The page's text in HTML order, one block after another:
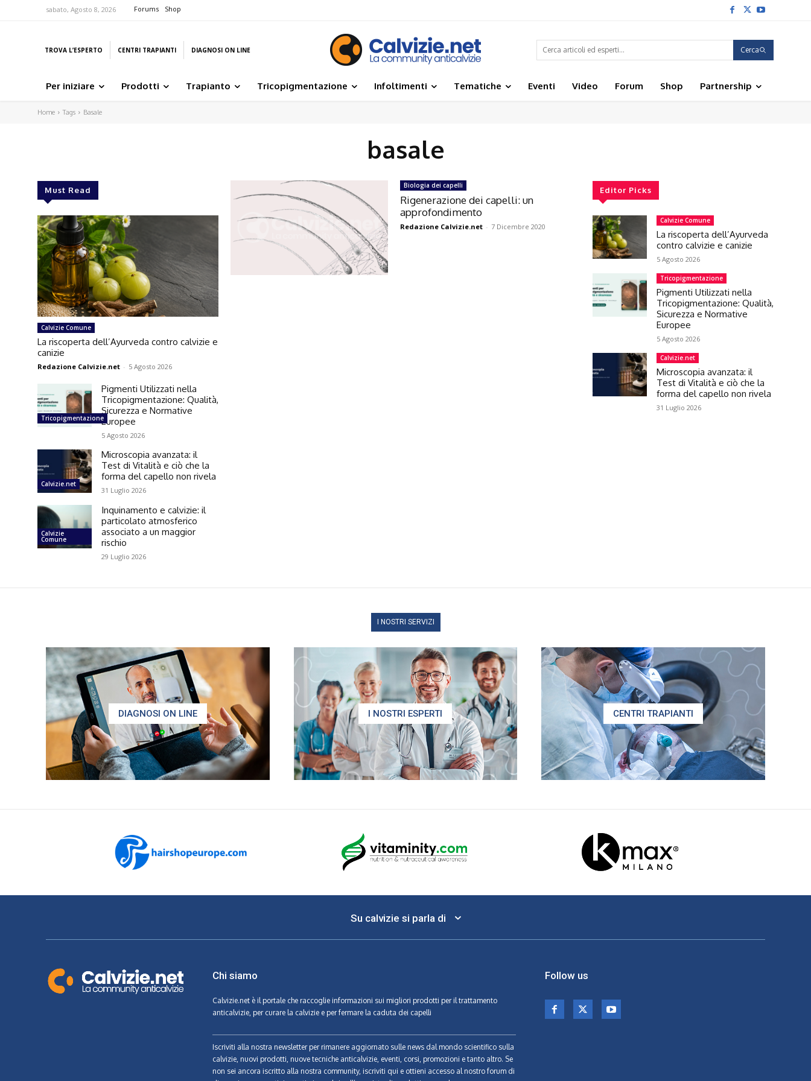
sabato, Agosto 8, 2026 Forums Shop
TROVA L’ESPERTO CENTRI TRAPIANTI DIAGNOSI ON LINE Cerca
Per iniziare Prodotti Trapianto Tricopigmentazione Infoltimenti Tematiche Eventi Video Forum Shop Partnership
Home Tags Basale
basale
Must Read
Calvizie Comune
La riscoperta dell’Ayurveda contro calvizie e
canizie
Redazione Calvizie.net - 5 Agosto 2026
Tricopigmentazione
Pigmenti Utilizzati nella
Tricopigmentazione: Qualità,
Sicurezza e Normative
Europee
5 Agosto 2026
Calvizie.net
Microscopia avanzata: il
Test di Vitalità e ciò che la
forma del capello non rivela
31 Luglio 2026
Calvizie
Comune
Inquinamento e calvizie: il
particolato atmosferico
associato a un maggior
rischio
29 Luglio 2026
Biologia dei capelli
Rigenerazione dei capelli: un
approfondimento
Redazione Calvizie.net - 7 Dicembre 2020
Editor Picks
Calvizie Comune
La riscoperta dell’Ayurveda
contro calvizie e canizie
5 Agosto 2026
Tricopigmentazione
Pigmenti Utilizzati nella
Tricopigmentazione: Qualità,
Sicurezza e Normative
Europee
5 Agosto 2026
Calvizie.net
Microscopia avanzata: il
Test di Vitalità e ciò che la
forma del capello non rivela
31 Luglio 2026
I NOSTRI SERVIZI
DIAGNOSI ON LINE I NOSTRI ESPERTI CENTRI TRAPIANTI
Su calvizie si parla di
Chi siamo
Calvizie.netè il portale che raccoglie informazioni sui migliori prodotti per il trattamento
anticalvizie, per curare la calvizie e per fermare la caduta dei capelli
Iscriviti alla nostra newsletter per rimanere aggiornato sulle news dal mondo scientifico sulla
calvizie, nuovi prodotti, nuove tecniche anticalvizie, eventi, corsi, promozioni e tanto altro. Se
non sei ancora iscritto alla nostra community, iscriviti qui e ottieni accesso al nostro forum di
Follow us